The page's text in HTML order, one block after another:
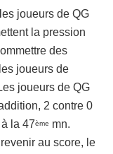
joueurs de QG
la pression
des
joueurs de
joueurs de QG
2 contre 0
la 47ème mn.
au score, le